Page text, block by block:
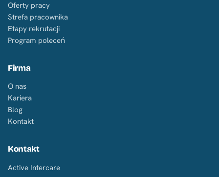
Oferty pracy
Strefa pracownika
Etapy rekrutacji
Program poleceń
Firma
O nas
Kariera
Blog
Kontakt
Kontakt
Active Intercare